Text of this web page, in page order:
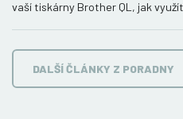
vaší tiskárny Brother QL, jak
DALŠÍ ČLÁNKY Z PORADNY